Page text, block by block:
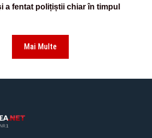
a fentat polițiștii chiar în timpul
Mai Multe